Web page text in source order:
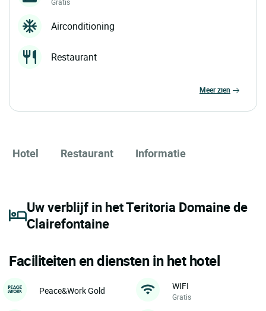
Gratis
Airconditioning
Restaurant
meer zien
Hotel Restaurant Informatie
Uw verblijf in het Teritoria Domaine de
Clairefontaine
Faciliteiten en diensten in het hotel
Peace&Work Gold WIFI
Gratis